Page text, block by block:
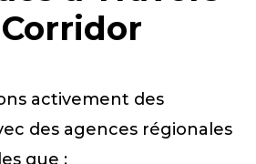
activement des
des agences régionales
que :